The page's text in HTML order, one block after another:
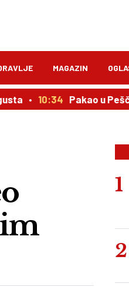
MAGAZIN
10:34 Pakao u Peščari,